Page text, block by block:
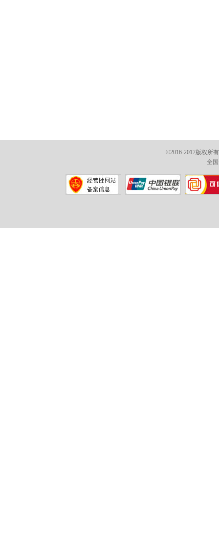
©2016-2017版权所
全